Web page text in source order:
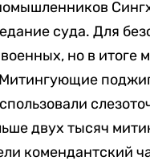
суда. Для
но в итоге
двух тысяч
комендантский